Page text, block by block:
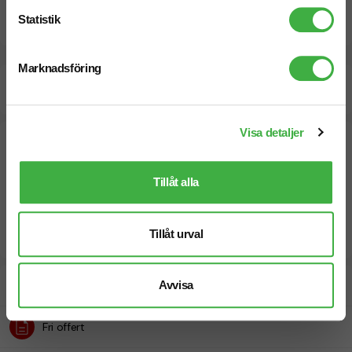
Statistik
Marknadsföring
Visa detaljer
Tillåt alla
Tillåt urval
Avvisa
Pristabell
10 arbetsdagar
Fri offert